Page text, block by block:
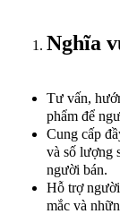
Nghĩa
Tư vấn,
phẩm để
Cung cấp
và số lượng
người bán.
Hỗ trợ
mắc và